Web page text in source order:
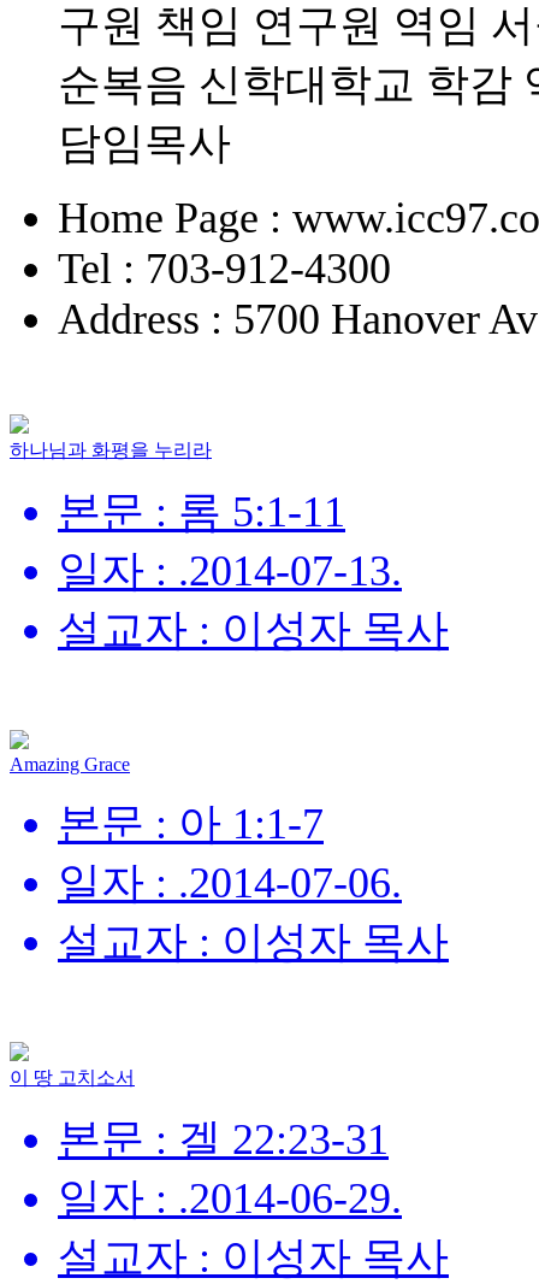
구원 책임 연구원 역임
순복음 신학대학교 학감
담임목사
Home Page :
Tel : 703-912-4300
Address : 5700 Hanover
하나님과 화평을 누리라
본문 : 롬 5:1-11
일자 : .2014-07-13.
설교자 : 이성자 목사
Amazing Grace
본문 : 아 1:1-7
일자 : .2014-07-06.
설교자 : 이성자 목사
이 땅 고치소서
본문 : 겔 22:23-31
일자 : .2014-06-29.
설교자 : 이성자 목사